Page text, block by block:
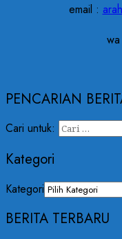
email :
PENCARIAN
Cari untuk:
Kategori
Kategori
BERITA TERBARU